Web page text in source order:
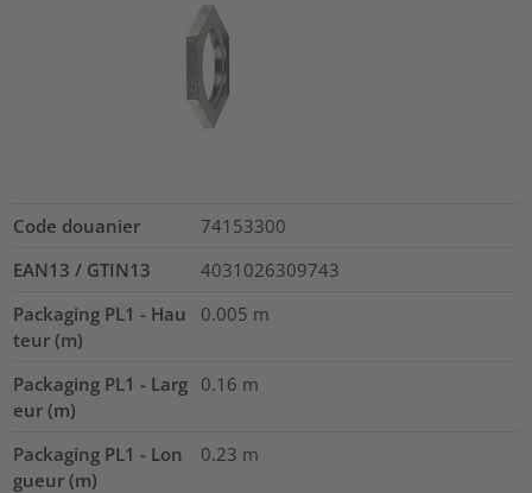
Code douanier
74153300
EAN13 / GTIN13
4031026309743
Packaging PL1 - Hau
teur (m)
0.005 m
Packaging PL1 - Larg
eur (m)
0.16 m
Packaging PL1 - Lon
gueur (m)
0.23 m